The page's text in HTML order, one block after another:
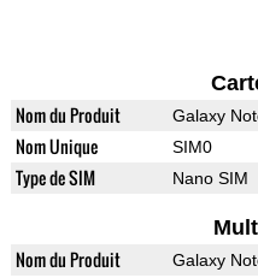
Nom du Produit Galaxy
Nom Unique SIM0
Type de SIM Nano SIM
Nom du Produit Galaxy